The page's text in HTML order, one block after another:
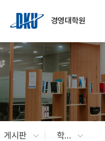
경영대학원
게시판 학사FAQ